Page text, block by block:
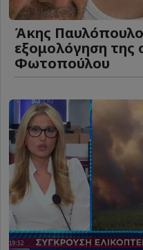
Άκης
εξομολόγηση της
Φωτοπούλου